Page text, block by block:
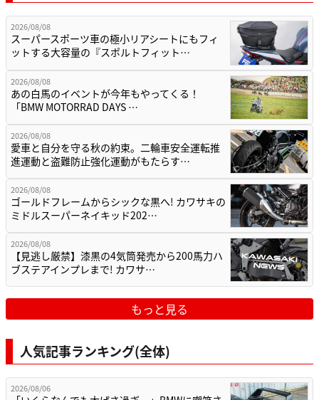
2026/08/08
スーパースポーツ車の極小リアシートにもフィ
ットする大容量の『スポルトフィット…
2026/08/08
あの白馬のイベントが今年もやってくる！
「BMW MOTORRAD DAYS …
2026/08/08
愛車と自分を守る秋の約束。二輪車安全運転推
進運動と盗難防止強化運動がもたらす…
2026/08/08
ゴールドフレームからシックな黒へ! カワサキの
ミドルスーパーネイキッド202…
2026/08/08
【見逃し厳禁】漆黒の4気筒発売から200馬力ハ
ブステアインプレまで! カワサ…
もっと見る
人気記事ランキング(全体)
2026/08/06